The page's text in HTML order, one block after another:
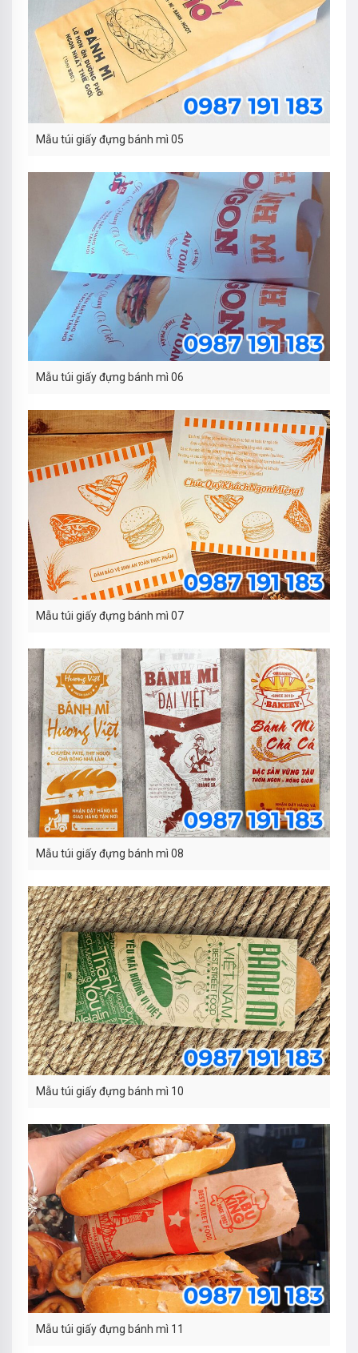
Mẫu túi giấy đựng bánh mì 05
Mẫu túi giấy đựng bánh mì 06
Mẫu túi giấy đựng bánh mì 07
Mẫu túi giấy đựng bánh mì 08
Mẫu túi giấy đựng bánh mì 10
Mẫu túi giấy đựng bánh mì 11